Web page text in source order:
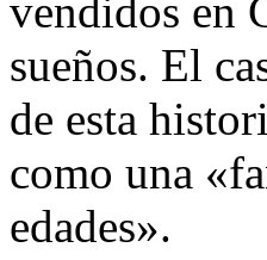
vendidos en
sueños. El
de esta
como una
edades».